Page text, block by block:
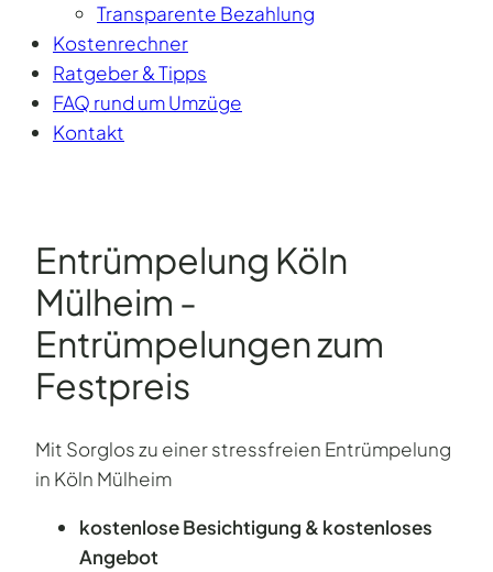
Transparente Bezahlung
Kostenrechner
Ratgeber & Tipps
FAQ rund um Umzüge
Kontakt
Entrümpelung Köln
Mülheim -
Entrümpelungen zum
Festpreis
Mit Sorglos zu einer stressfreien Entrümpelung
in Köln Mülheim
kostenlose Besichtigung & kostenloses
Angebot